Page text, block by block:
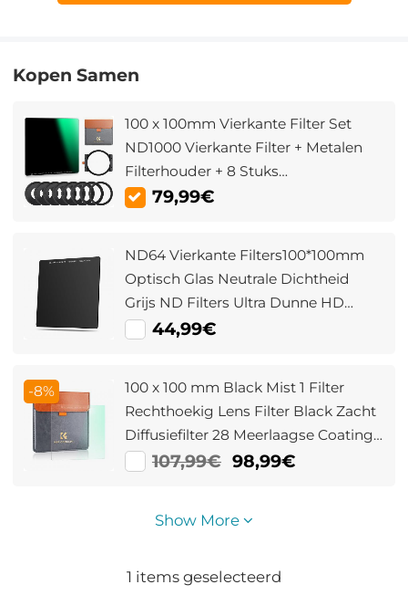
Kopen Samen
100 x 100mm Vierkante Filter Set
ND1000 Vierkante Filter + Metalen
Filterhouder + 8 Stuks
Adapterringen Voor DSLR (SN25T1)
79,99€
ND64 Vierkante Filters100*100mm
Optisch Glas Neutrale Dichtheid
Grijs ND Filters Ultra Dunne HD
Nano Coating Waterdicht &
44,99€
-8%
100 x 100 mm Black Mist 1 Filter
Rechthoekig Lens Filter Black Zacht
Diffusiefilter 28 Meerlaagse Coatings
Dream Cinematic Effectfilter Nano
107,99€ 98,99€
Show More
1 items geselecteerd